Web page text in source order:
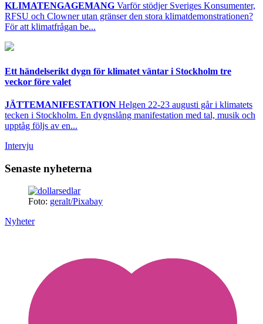
KLIMATENGAGEMANG Varför stödjer Sveriges Konsumenter,
RFSU och Clowner utan gränser den stora klimatdemonstrationen?
För att klimatfrågan be...
Ett händelserikt dygn för klimatet väntar i Stockholm tre
veckor före valet
JÄTTEMANIFESTATION Helgen 22-23 augusti går i klimatets
tecken i Stockholm. En dygnslång manifestation med tal, musik och
upptåg följs av en...
Intervju
Senaste nyheterna
Foto: geralt/Pixabay
Nyheter